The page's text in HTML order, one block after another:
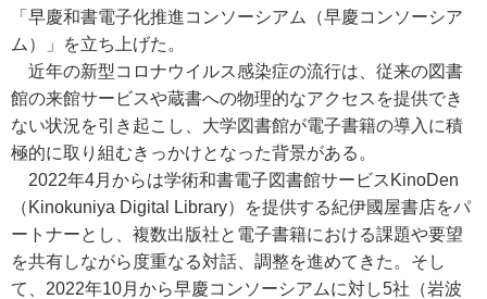
「早慶和書電子化推進コンソーシアム（早慶コンソーシア
ム）」を立ち上げた。
近年の新型コロナウイルス感染症の流行は、従来の図書
館の来館サービスや蔵書への物理的なアクセスを提供でき
ない状況を引き起こし、大学図書館が電子書籍の導入に積
極的に取り組むきっかけとなった背景がある。
2022年4月からは学術和書電子図書館サービスKinoDen
（Kinokuniya Digital Library）を提供する紀伊國屋書店をパ
ートナーとし、複数出版社と電子書籍における課題や要望
を共有しながら度重なる対話、調整を進めてきた。そし
て、2022年10月から早慶コンソーシアムに対し5社（岩波